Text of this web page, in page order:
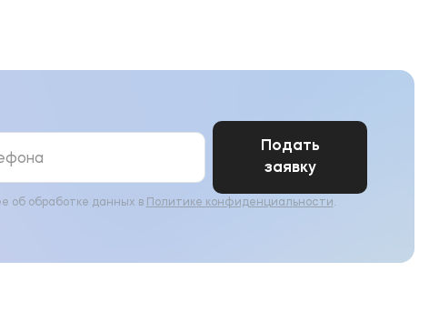
Подать
заявку
об обработке данных в Политике конфиденциальности.